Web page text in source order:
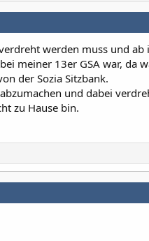
werden muss und ab
meiner 13er GSA war, da
der Sozia Sitzbank.
und dabei
zu Hause bin.